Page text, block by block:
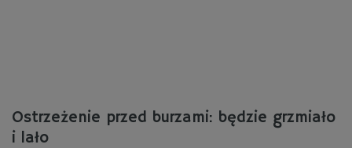
Ostrzeżenie przed burzami: będzie grzmiało
i lało